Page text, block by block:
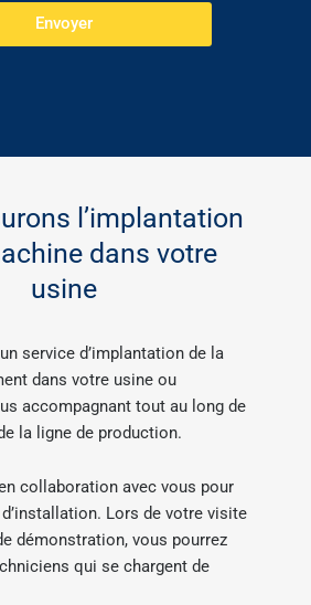
Envoyer
l’implantation
dans votre
usine
service d’implantation de la
dans votre usine ou
accompagnant tout au long de
la ligne de production.
collaboration avec vous pour
Lors de votre visite
démonstration, vous pourrez
qui se chargent de